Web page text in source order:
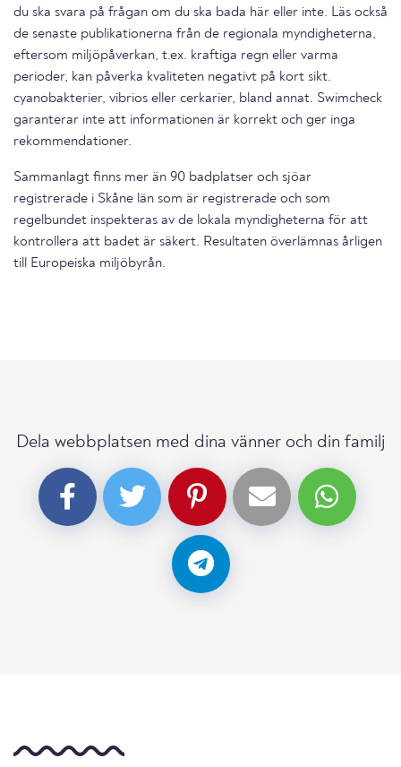
du ska svara på frågan om du ska bada här eller inte. Läs också
de senaste publikationerna från de regionala myndigheterna,
eftersom miljöpåverkan, t.ex. kraftiga regn eller varma
perioder, kan påverka kvaliteten negativt på kort sikt.
cyanobakterier, vibrios eller cerkarier, bland annat. Swimcheck
garanterar inte att informationen är korrekt och ger inga
rekommendationer.
Sammanlagt finns mer än 90 badplatser och sjöar
registrerade i Skåne län som är registrerade och som
regelbundet inspekteras av de lokala myndigheterna för att
kontrollera att badet är säkert. Resultaten överlämnas årligen
till Europeiska miljöbyrån.
Dela webbplatsen med dina vänner och din familj